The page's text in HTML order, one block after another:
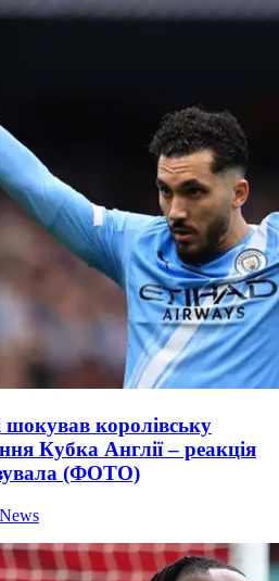
шокував королівську
Кубка Англії – реакція
(ФОТО)